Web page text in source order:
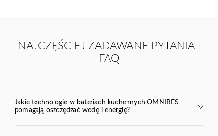
NAJCZĘŚCIEJ ZADAWANE PYTANIA |
FAQ
Jakie technologie w bateriach kuchennych OMNIRES
pomagają oszczędzać wodę i energię?